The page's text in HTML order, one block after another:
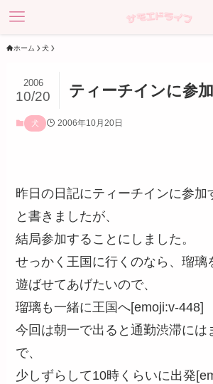
ホーム 犬
ティーチインに参加
2006
10/20
犬 2006年10月20日
昨日の日記にティーチインに参
と書きましたが、
結局参加することにしました。
せっかく王国に行くのなら、瑠璃
遊ばせてあげたいので、
瑠璃も一緒に王国へ[emoji:v-448]
今回は朝一で出ると通勤渋滞には
で、
少しずらして10時くらいに出発